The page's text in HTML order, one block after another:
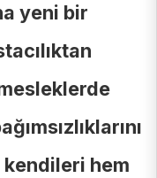
yeni bir
hem